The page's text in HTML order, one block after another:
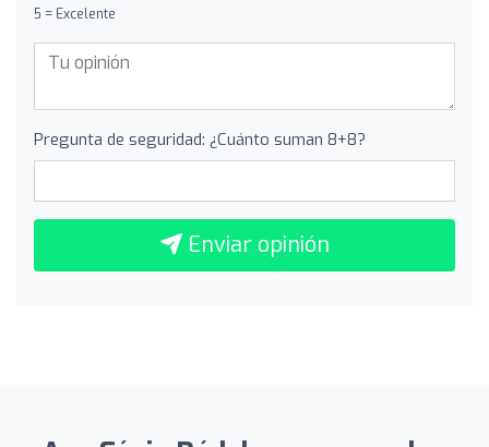
5 = Excelente
Pregunta de seguridad: ¿Cuánto suman 8+8?
Enviar opinión